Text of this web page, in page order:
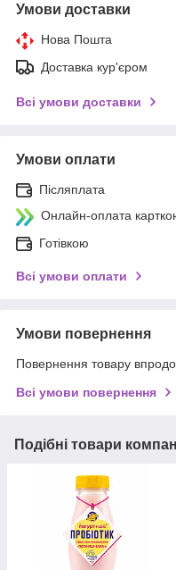
Умови доставки
Нова Пошта
Доставка кур'єром
Всі умови доставки
Умови оплати
Післяплата
Онлайн-оплата
Готівкою
Всі умови оплати
Умови повернення
Повернення товару
Всі умови повернення
Подібні товари